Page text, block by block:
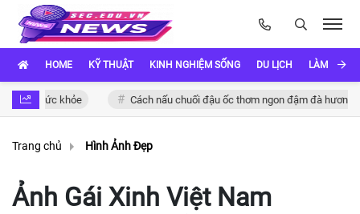
HOME KỸ THUẬT KINH NGHIỆM SỐNG DU LỊCH LÀM ĐẸP
sức khỏe Cách nấu chuối đậu ốc thơm ngon đậm đà hương vị Việt
Trang chủ Hình Ảnh Đẹp
Ảnh Gái Xinh Việt Nam